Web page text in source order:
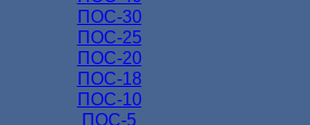
ПОС-30
ПОС-25
ПОС-20
ПОС-18
ПОС-10
ПОС-5